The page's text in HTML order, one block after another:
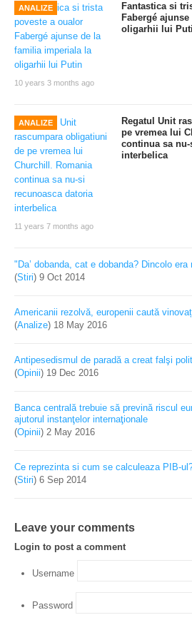
ANALIZE
10 years 3 months ago
Fantastica si
Fabergé
oligarhii lui
ANALIZE
11 years 7 months ago
Regatul Unit
pe vremea lui
continua sa
interbelica
"Da’ dobanda, cat e dobanda? Dincolo era
(Stiri) 9 Oct 2014
Americanii rezolvă, europenii caută
(Analize) 18 May 2016
Antipesedismul de paradă a creat falşi
(Opinii) 19 Dec 2016
Banca centrală trebuie să prevină riscul
ajutorul instanţelor internaţionale
(Opinii) 2 May 2016
Ce reprezinta si cum se calculeaza PIB-
(Stiri) 6 Sep 2014
Leave your comments
Login to post a comment
Username
Password